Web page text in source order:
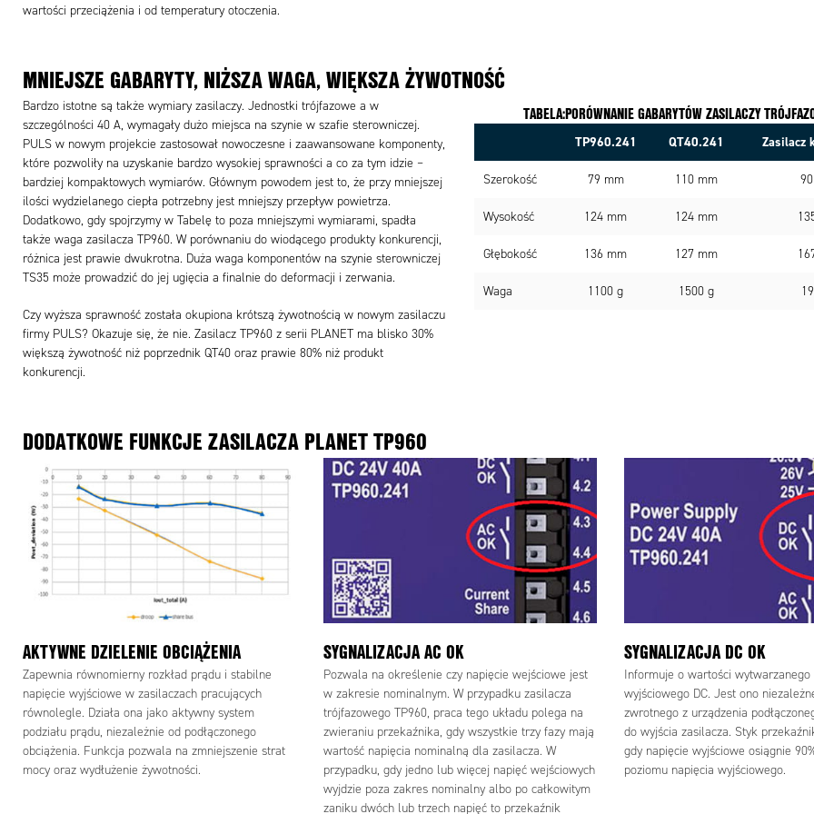
wartości przeciążenia i od temperatury otoczenia.
MNIEJSZE GABARYTY, NIŻSZA WAGA, WIĘKSZA ŻYWOTNOŚĆ
Bardzo istotne są także wymiary zasilaczy. Jednostki trójfazowe a w
szczególności 40 A, wymagały dużo miejsca na szynie w szafie sterowniczej.
PULS w nowym projekcie zastosował nowoczesne i zaawansowane komponenty,
które pozwoliły na uzyskanie bardzo wysokiej sprawności a co za tym idzie –
bardziej kompaktowych wymiarów. Głównym powodem jest to, że przy mniejszej
ilości wydzielanego ciepła potrzebny jest mniejszy przepływ powietrza.
Dodatkowo, gdy spojrzymy w Tabelę to poza mniejszymi wymiarami, spadła
także waga zasilacza TP960. W porównaniu do wiodącego produkty konkurencji,
różnica jest prawie dwukrotna. Duża waga komponentów na szynie sterowniczej
TS35 może prowadzić do jej ugięcia a finalnie do deformacji i zerwania.
Czy wyższa sprawność została okupiona krótszą żywotnością w nowym zasilaczu
firmy PULS? Okazuje się, że nie. Zasilacz TP960 z serii PLANET ma blisko 30%
większą żywotność niż poprzednik QT40 oraz prawie 80% niż produkt
konkurencji.
TABELA:PORÓWNANIE GABARYTÓW ZASILACZY
TP960.241 QT40.241 Zasilacz
Szerokość 79 mm 110 mm
Wysokość 124 mm 124 mm
Głębokość 136 mm 127 mm
Waga 1100 g 1500 g
DODATKOWE FUNKCJE ZASILACZA PLANET TP960
AKTYWNE DZIELENIE OBCIĄŻENIA
Zapewnia równomierny rozkład prądu i stabilne
napięcie wyjściowe w zasilaczach pracujących
równolegle. Działa ona jako aktywny system
podziału prądu, niezależnie od podłączonego
obciążenia. Funkcja pozwala na zmniejszenie strat
mocy oraz wydłużenie żywotności.
SYGNALIZACJA AC OK
Pozwala na określenie czy napięcie wejściowe jest
w zakresie nominalnym. W przypadku zasilacza
trójfazowego TP960, praca tego układu polega na
zwieraniu przekaźnika, gdy wszystkie trzy fazy mają
wartość napięcia nominalną dla zasilacza. W
przypadku, gdy jedno lub więcej napięć wejściowych
wyjdzie poza zakres nominalny albo po całkowitym
zaniku dwóch lub trzech napięć to przekaźnik
SYGNALIZACJA DC OK
Informuje o wartości wytwarzanego
wyjściowego DC. Jest ono
zwrotnego z urządzenia
do wyjścia zasilacza. Styk
gdy napięcie wyjściowe osiągnie
poziomu napięcia wyjściowego.